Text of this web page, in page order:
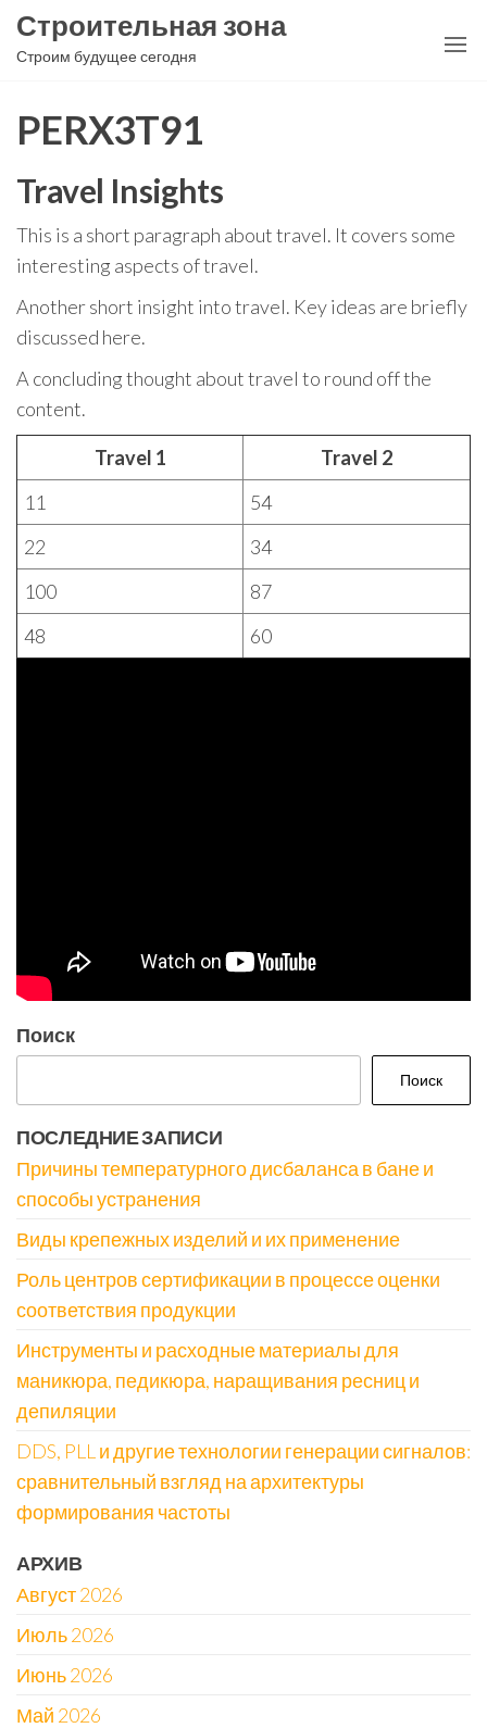
Перейти
Строительная зона
Строим будущее сегодня
PERX3T91
Travel Insights
This is a short paragraph about travel. It covers some
interesting aspects of travel.
Another short insight into travel. Key ideas are briefly
discussed here.
A concluding thought about travel to round off the
content.
Travel 1
Travel 2
11
54
22
34
100
87
48
60
Поиск
Поиск
ПОСЛЕДНИЕ ЗАПИСИ
Причины температурного дисбаланса в бане и
способы устранения
Виды крепежных изделий и их применение
Роль центров сертификации в процессе оценки
соответствия продукции
Инструменты и расходные материалы для
маникюра, педикюра, наращивания ресниц и
депиляции
DDS, PLL и другие технологии генерации сигналов:
сравнительный взгляд на архитектуры
формирования частоты
АРХИВ
Август 2026
Июль 2026
Июнь 2026
Май 2026